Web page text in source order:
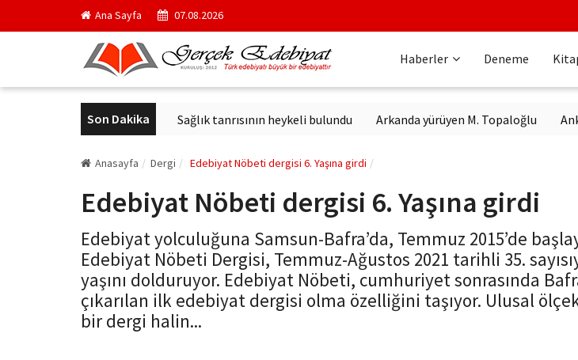
Ana Sayfa 07.08.2026
Haberler Deneme
Son Dakika
kurul başkanı oldu Sağlık tanrısının heykeli bulundu Arkanda yürüyen M. Topaloğlu Ankara
Anasayfa Dergi Edebiyat Nöbeti dergisi 6. Yaşına girdi
Edebiyat Nöbeti dergisi 6. Yaşına girdi
Edebiyat yolculuğuna Samsun-Bafra’da, Temmuz 2015’de
Edebiyat Nöbeti Dergisi, Temmuz-Ağustos 2021 tarihli 35.
yaşını dolduruyor. Edebiyat Nöbeti, cumhuriyet sonrasında
çıkarılan ilk edebiyat dergisi olma özelliğini taşıyor. Ulusal
bir dergi halin...